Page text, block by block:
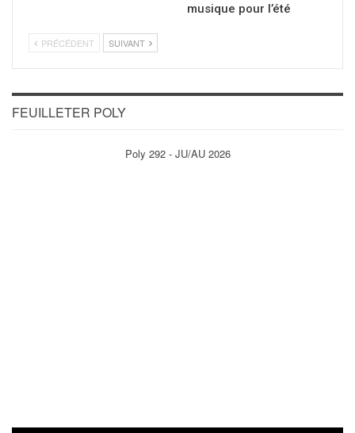
musique pour l’été
PRÉCÉDENT SUIVANT
FEUILLETER POLY
Poly 292 - JU/AU 2026